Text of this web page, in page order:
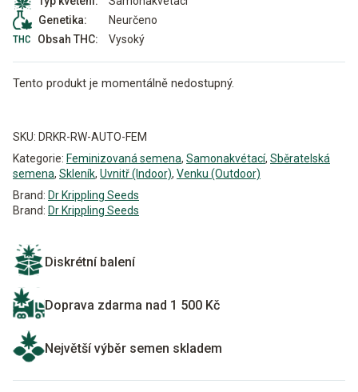
Genetika:
Neurčeno
Obsah THC:
Vysoký
Tento produkt je momentálně nedostupný.
SKU: DRKR-RW-AUTO-FEM
Kategorie: Feminizovaná semena, Samonakvétací, Sběratelská
semena, Skleník, Uvnitř (Indoor), Venku (Outdoor)
Brand: Dr Krippling Seeds
Brand: Dr Krippling Seeds
Diskrétní balení
Doprava zdarma nad 1 500 Kč
Největší výběr semen skladem